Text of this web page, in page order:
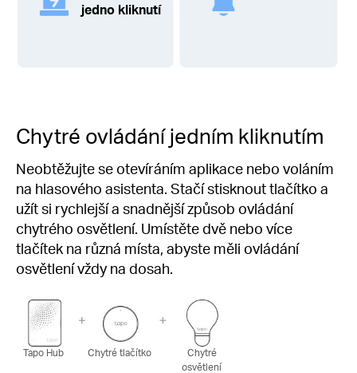
jedno kliknutí
Chytré ovládání jedním kliknutím
Neobtěžujte se otevíráním aplikace nebo voláním
na hlasového asistenta. Stačí stisknout tlačítko a
užít si rychlejší a snadnější způsob ovládání
chytrého osvětlení. Umístěte dvě nebo více
tlačítek na různá místa, abyste měli ovládání
osvětlení vždy na dosah.
Tapo Hub Chytré tlačítko
Chytré
osvětlení